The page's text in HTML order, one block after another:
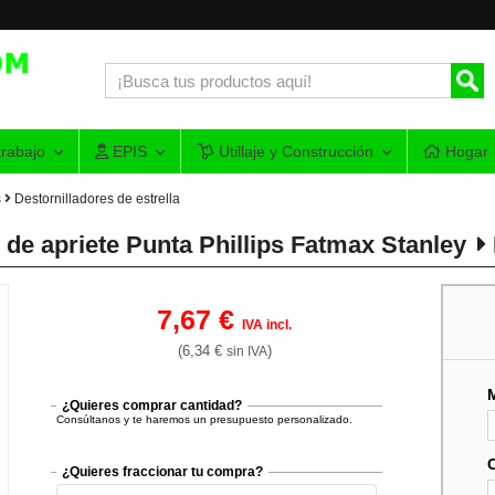
EPIS Utillaje y Construcción Hogar
Destornilladores de estrella
apriete Punta Phillips Fatmax Stanley
7,67 €IVA incl.
(6,34 € sin IVA)
¿Quieres comprar cantidad?
Consúltanos y te haremos un presupuesto personalizado.
¿Quieres fraccionar tu compra?